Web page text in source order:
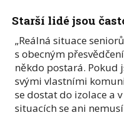
Starší lidé jsou
„Reálná situace
s obecným
někdo postará. Pokud
svými vlastními
se dostat do izolace a
situacích se ani